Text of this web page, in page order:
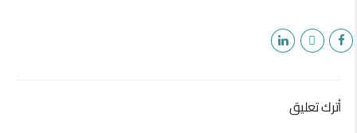
أترك تعليق